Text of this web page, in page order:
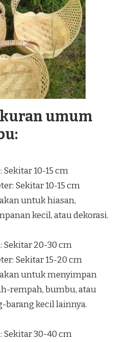
umum
Sekitar 10-15 cm
Sekitar 10-15 cm
untuk hiasan,
kecil, atau dekorasi.
Sekitar 20-30 cm
Sekitar 15-20 cm
untuk menyimpan
rempah, bumbu, atau
barang kecil lainnya.
Sekitar 30-40 cm